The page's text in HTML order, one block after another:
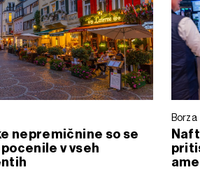
nepremičnine so se
v vseh
Borza